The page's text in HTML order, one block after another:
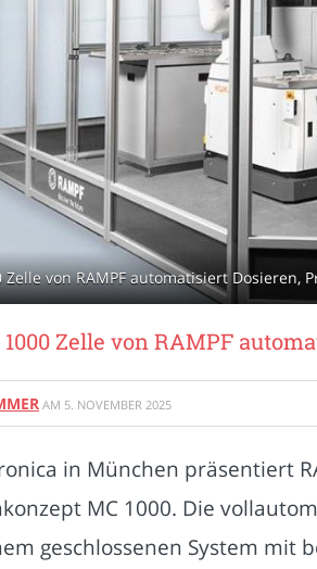
von RAMPF automatisiert Dosieren,
Zelle von RAMPF
AM 5. NOVEMBER 2025
in München präsentiert
MC 1000. Die
geschlossenen System mit